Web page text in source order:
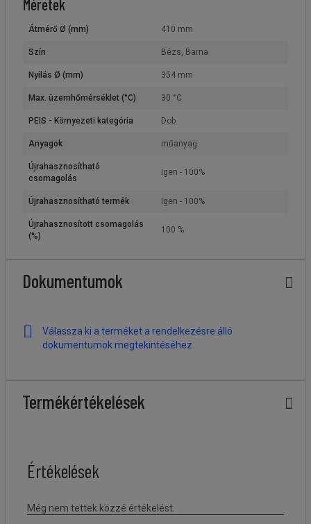
Méretek
Átmérő Ø (mm) 410 mm
Szín Bézs, Barna
Nyílás Ø (mm) 354 mm
Max. üzemhőmérséklet (°C) 30 °C
PEIS - Környezeti kategória Dob
Anyagok műanyag
Újrahasznosítható
csomagolás
Igen - 100%
Újrahasznosítható termék Igen - 100%
Újrahasznosított csomagolás
(%)
100 %
Dokumentumok
Válassza ki a terméket a rendelkezésre álló
dokumentumok megtekintéséhez
Termékértékelések